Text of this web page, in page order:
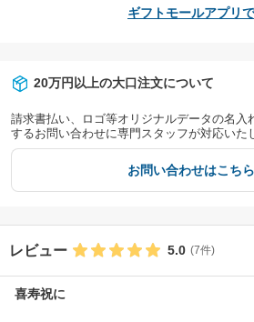
ギフトモールアプリ
20万円以上の大口注文について
請求書払い、ロゴ等オリジナルデータの名入
するお問い合わせに専門スタッフが対応いた
お問い合わせはこち
レビュー 5.0 (7件)
喜寿祝に